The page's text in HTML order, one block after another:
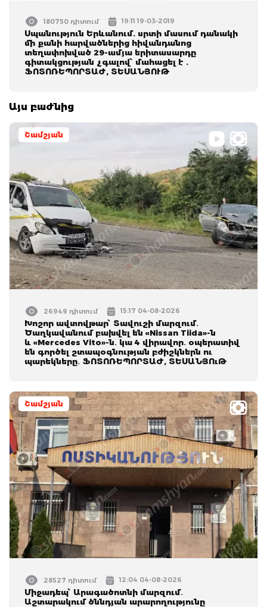
180750 դիտում 19:11 19-03-2019
Սպանություն Երևանում. սրտի մասում դանակի
մի քանի հարվածներից հիվանդանոց
տեղափոխված 29-ամյա երիտասարդը
գիտակցության չգալով՝ մահացել է .
ՖՈՏՈՌԵՊՈՐՏԱԺ, ՏԵՍԱՆՅՈՒԹ
Այս բաժնից
Շամշյան
26949 դիտում 15:17 04-08-2026
Խոշոր ավտովթար՝ Տավուշի մարզում․
Ծաղկավանում բախվել են «Nissan Tiida»-ն
և «Mercedes Vito»-ն․ կա 4 վիրավոր․ օպերատիվ
են գործել շտապօգնության բժիշկներն ու
պարեկները․ ՖՈՏՈՌԵՊՈՐՏԱԺ, ՏԵՍԱՆՅՈւԹ
Շամշյան
28527 դիտում 12:04 04-08-2026
Միջադեպ՝ Արագածոտնի մարզում․
Աշտարակում ծննդյան արարողությունը